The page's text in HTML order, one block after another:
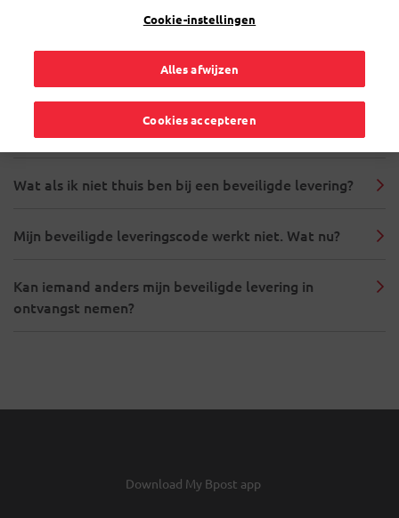
Wat is een beveiligde levering?
Waar vind ik de code voor mijn beveiligde levering?
Wat als ik niet thuis ben bij een beveiligde levering?
Mijn beveiligde leveringscode werkt niet. Wat nu?
Kan iemand anders mijn beveiligde levering in
ontvangst nemen?
Download My Bpost app
Cookie-instellingen
Alles afwijzen
Cookies accepteren